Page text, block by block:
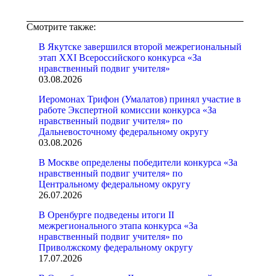
Смотрите также:
В Якутске завершился второй межрегиональный
этап XXI Всероссийского конкурса «За
нравственный подвиг учителя»
03.08.2026
Иеромонах Трифон (Умалатов) принял участие в
работе Экспертной комиссии конкурса «За
нравственный подвиг учителя» по
Дальневосточному федеральному округу
03.08.2026
В Москве определены победители конкурса «За
нравственный подвиг учителя» по
Центральному федеральному округу
26.07.2026
В Оренбурге подведены итоги II
межрегионального этапа конкурса «За
нравственный подвиг учителя» по
Приволжскому федеральному округу
17.07.2026